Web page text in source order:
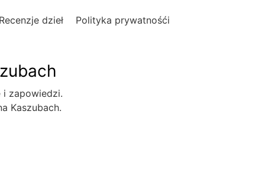
dzieł Polityka prywatnośći
i zapowiedzi.
Kaszubach.